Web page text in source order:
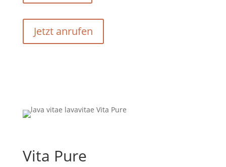
Jetzt anrufen
Vita Pure